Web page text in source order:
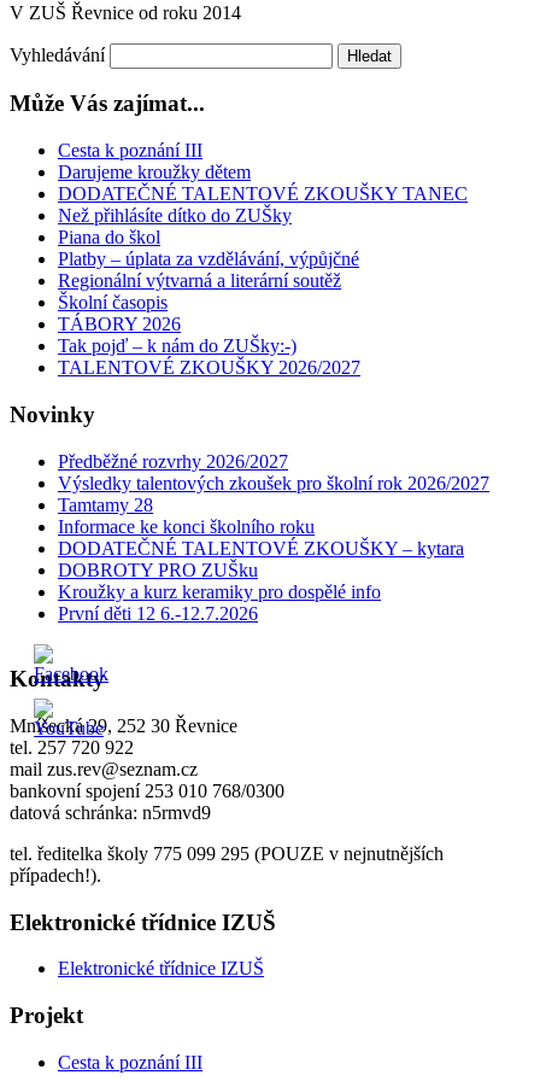
V ZUŠ Řevnice od roku 2014
Vyhledávání
Může Vás zajímat...
Cesta k poznání III
Darujeme kroužky dětem
DODATEČNÉ TALENTOVÉ ZKOUŠKY TANEC
Než přihlásíte dítko do ZUŠky
Piana do škol
Platby – úplata za vzdělávání, výpůjčné
Regionální výtvarná a literární soutěž
Školní časopis
TÁBORY 2026
Tak pojď – k nám do ZUŠky:-)
TALENTOVÉ ZKOUŠKY 2026/2027
Novinky
Předběžné rozvrhy 2026/2027
Výsledky talentových zkoušek pro školní rok 2026/2027
Tamtamy 28
Informace ke konci školního roku
DODATEČNÉ TALENTOVÉ ZKOUŠKY – kytara
DOBROTY PRO ZUŠku
Kroužky a kurz keramiky pro dospělé info
První děti 12 6.-12.7.2026
Kontakty
Mníšecká 29, 252 30 Řevnice
tel. 257 720 922
mail zus.rev@seznam.cz
bankovní spojení 253 010 768/0300
datová schránka: n5rmvd9
tel. ředitelka školy 775 099 295 (POUZE v nejnutnějších
případech!).
Elektronické třídnice IZUŠ
Elektronické třídnice IZUŠ
Projekt
Cesta k poznání III